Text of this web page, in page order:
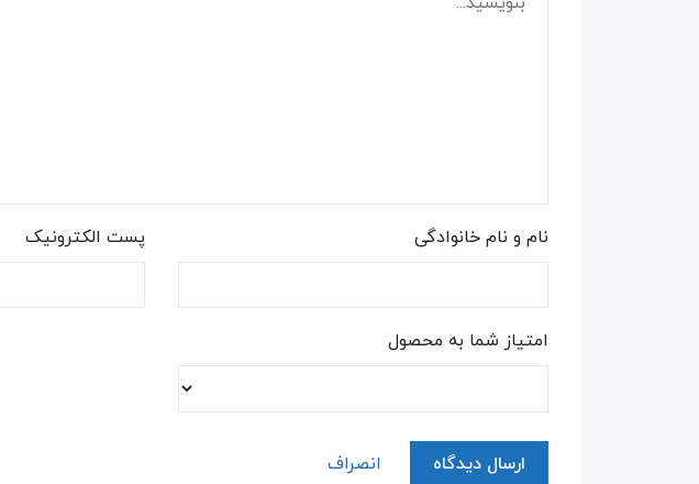
نام و نام خانوادگی پست الکترونیک
امتیاز شما به محصول
ارسال دیدگاه انصراف